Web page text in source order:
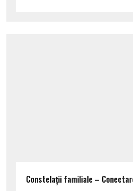
Constelații familiale –